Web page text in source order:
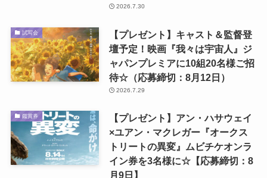
2026.7.30
試写会
【プレゼント】キャスト＆監督登
壇予定！映画『我々は宇宙人』ジ
ャパンプレミアに10組20名様ご招
待☆（応募締切：8月12日）
2026.7.29
鑑賞券
【プレゼント】アン・ハサウェイ
×ユアン・マクレガー『オークス
トリートの異変』ムビチケオンラ
イン券を3名様に☆【応募締切：8
月9日】